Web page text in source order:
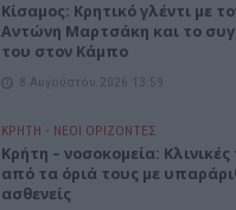
Kίσαμος: Κρητικό γλέντι με
Αντώνη Μαρτσάκη και το
του στον Κάμπο
8 Αυγούστου 2026 13:59
ΚΡΗΤΗ • ΝΕΟΙ ΟΡΙΖΟΝΤΕΣ
Κρήτη – νοσοκομεία:
από τα όριά τους με
ασθενείς